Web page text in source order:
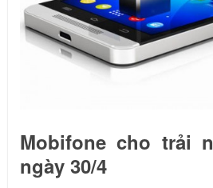
Mobifone cho trải
ngày 30/4